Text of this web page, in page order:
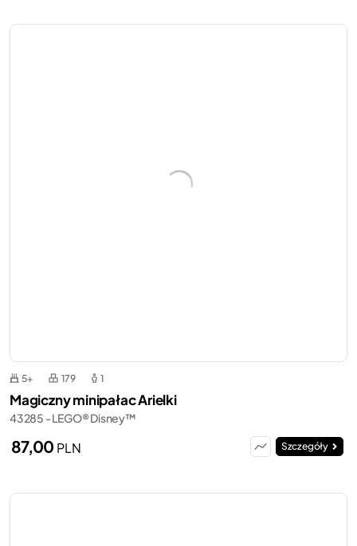
5+ 179 1
Magiczny minipałac Arielki
43285 - LEGO® Disney™
87,00 PLN Szczegóły